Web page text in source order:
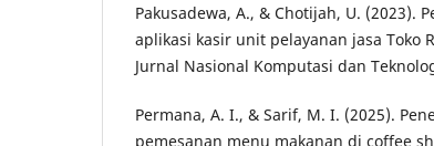
Pakusadewa, A., & Chotijah, U. (2023).
aplikasi kasir unit pelayanan jasa Toko
Jurnal Nasional Komputasi dan
Permana, A. I., & Sarif, M. I. (2025).
pemesanan menu makanan di coffee